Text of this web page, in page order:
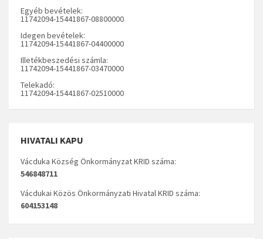
Egyéb bevételek:
11742094-15441867-08800000
Idegen bevételek:
11742094-15441867-04400000
Illetékbeszedési számla:
11742094-15441867-03470000
Telekadó:
11742094-15441867-02510000
HIVATALI KAPU
Vácduka Község Önkormányzat KRID száma:
546848711
Vácdukai Közös Önkormányzati Hivatal KRID száma:
604153148